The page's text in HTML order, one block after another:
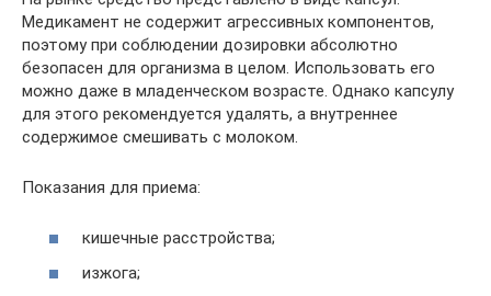
Медикамент не содержит агрессивных компонентов,
поэтому при соблюдении дозировки абсолютно
безопасен для организма в целом. Использовать его
можно даже в младенческом возрасте. Однако капсулу
для этого рекомендуется удалять, а внутреннее
содержимое смешивать с молоком.
Показания для приема:
кишечные расстройства;
изжога;